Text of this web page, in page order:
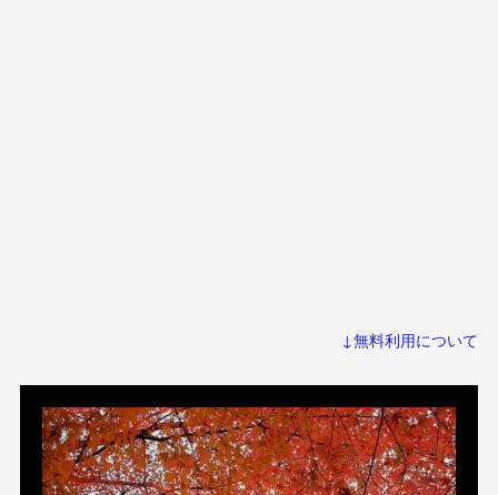
↓無料利用について